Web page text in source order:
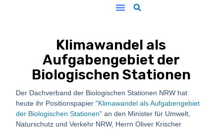
Klimawandel als
Aufgabengebiet der
Biologischen Stationen
Der Dachverband der Biologischen Stationen NRW hat
heute ihr Positionspapier “Klimawandel als Aufgabengebiet
der Biologischen Stationen” an den Minister für Umwelt,
Naturschutz und Verkehr NRW, Herrn Oliver Krischer